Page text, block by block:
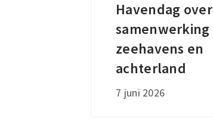
Havendag over
samenwerking
zeehavens en
achterland
7 juni 2026
Nederlandse
Havendag
over
samenwerking
en